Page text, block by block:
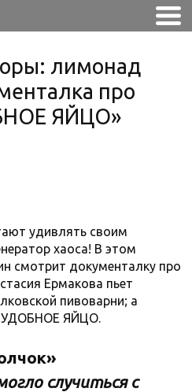
лимонад
про
ЯЙЦО»
удивлять своим
хаоса! В этом
смотрит документалку про
Ермакова пьет
пивоварни; а
УДОБНОЕ ЯЙЦО.
случиться с